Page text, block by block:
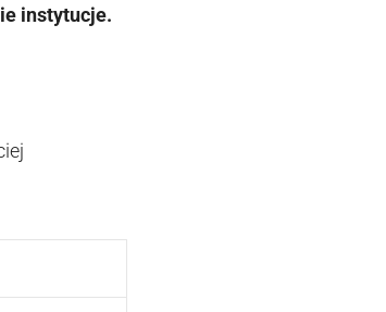
instytucje.